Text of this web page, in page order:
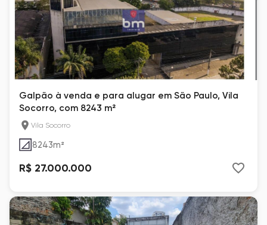
Galpão à venda e para alugar em São Paulo, Vila
Socorro, com 8243 m²
Vila Socorro
8243m²
R$ 27.000.000